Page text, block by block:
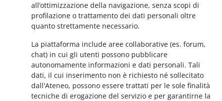
all’ottimizzazione della navigazione, senza scopi di
profilazione o trattamento dei dati personali oltre
quanto strettamente necessario.
La piattaforma include aree collaborative (es. forum,
chat) in cui gli utenti possono pubblicare
autonomamente informazioni e dati personali. Tali
dati, il cui inserimento non è richiesto né sollecitato
dall'Ateneo, possono essere trattati per le sole finalità
tecniche di erogazione del servizio e per garantirne la